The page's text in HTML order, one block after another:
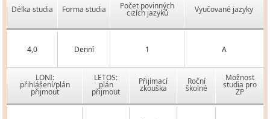
Délka studia Forma studia Počet povinných
cizích jazyků Vyučované jazyky
4,0 Denní 1 A
LONI:
přihlášení/plán
přijmout
LETOS:
plán
přijmout
Přijímací
zkouška
Roční
školné
Možnost
studia pro
ZP